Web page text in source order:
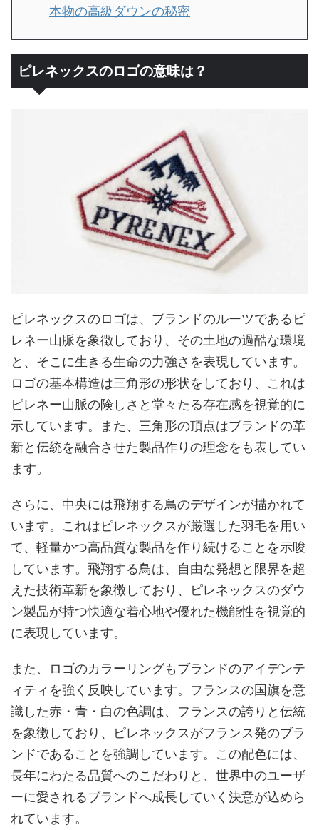
本物の高級ダウンの秘密
ピレネックスのロゴの意味は？
ピレネックスのロゴは、ブランドのルーツであるピ
レネー山脈を象徴しており、その土地の過酷な環境
と、そこに生きる生命の力強さを表現しています。
ロゴの基本構造は三角形の形状をしており、これは
ピレネー山脈の険しさと堂々たる存在感を視覚的に
示しています。また、三角形の頂点はブランドの革
新と伝統を融合させた製品作りの理念をも表してい
ます。
さらに、中央には飛翔する鳥のデザインが描かれて
います。これはピレネックスが厳選した羽毛を用い
て、軽量かつ高品質な製品を作り続けることを示唆
しています。飛翔する鳥は、自由な発想と限界を超
えた技術革新を象徴しており、ピレネックスのダウ
ン製品が持つ快適な着心地や優れた機能性を視覚的
に表現しています。
また、ロゴのカラーリングもブランドのアイデンテ
ィティを強く反映しています。フランスの国旗を意
識した赤・青・白の色調は、フランスの誇りと伝統
を象徴しており、ピレネックスがフランス発のブラ
ンドであることを強調しています。この配色には、
長年にわたる品質へのこだわりと、世界中のユーザ
ーに愛されるブランドへ成長していく決意が込めら
れています。